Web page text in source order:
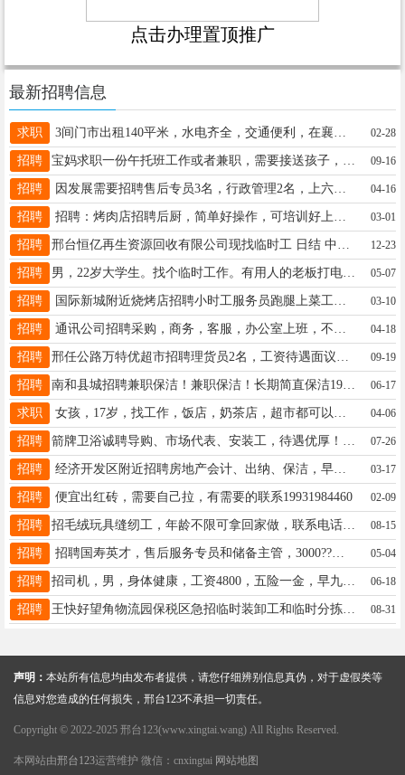
点击办理置顶推广
最新招聘信息
求职 02-28
招聘 09-16
招聘 因发展需要招聘售后专员3名，行政管理2名，上六休一，要求30-55岁，待遇3000+联系电话15630993778 04-16
招聘 03-01
招聘 12-23
招聘 男，22岁大学生。找个临时工作。有用人的老板打电话19331973716 05-07
招聘 03-10
招聘 04-18
招聘 09-19
招聘 南和县城招聘兼职保洁！兼职保洁！长期简直保洁19322393103 06-17
求职 04-06
招聘 07-26
招聘 经济开发区附近招聘房地产会计、出纳、保洁，早八晚5，单休，要求有相关经验，薪资待遇面议，联系方式17331493181 03-17
招聘 便宜出红砖，需要自己拉，有需要的联系19931984460 02-09
招聘 招毛绒玩具缝纫工，年龄不限可拿回家做，联系电话:13103097360 08-15
招聘 招聘国寿英才，售后服务专员和储备主管，3000??津贴??绩效????交保险15612922605 05-04
招聘 招司机，男，身体健康，工资4800，五险一金，早九晚五，各种奖励。15094444118。邢台石家庄。开奔驰。 06-18
招聘 王快好望角物流园保税区急招临时装卸工和临时分拣工。日结。电话13363757872 董主管 08-31
声明： 本站所有信息均由发布者提供，请您仔细辨别信息真伪，对于虚假类等
信息对您造成的任何损失，邢台123不承担一切责任。
Copyright © 2022-2025 邢台123(www.xingtai.wang) All Rights Reserved.
本网站由邢台123运营维护 微信：cnxingtai 网站地图